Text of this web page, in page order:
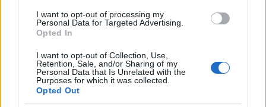
I want to opt-out of processing my
Personal Data for Targeted Advertising.
Opted In
I want to opt-out of Collection, Use,
Retention, Sale, and/or Sharing of my
Personal Data that Is Unrelated with the
Purposes for which it was collected.
Opted Out
2000 /2000
Υποβολή σχολίου